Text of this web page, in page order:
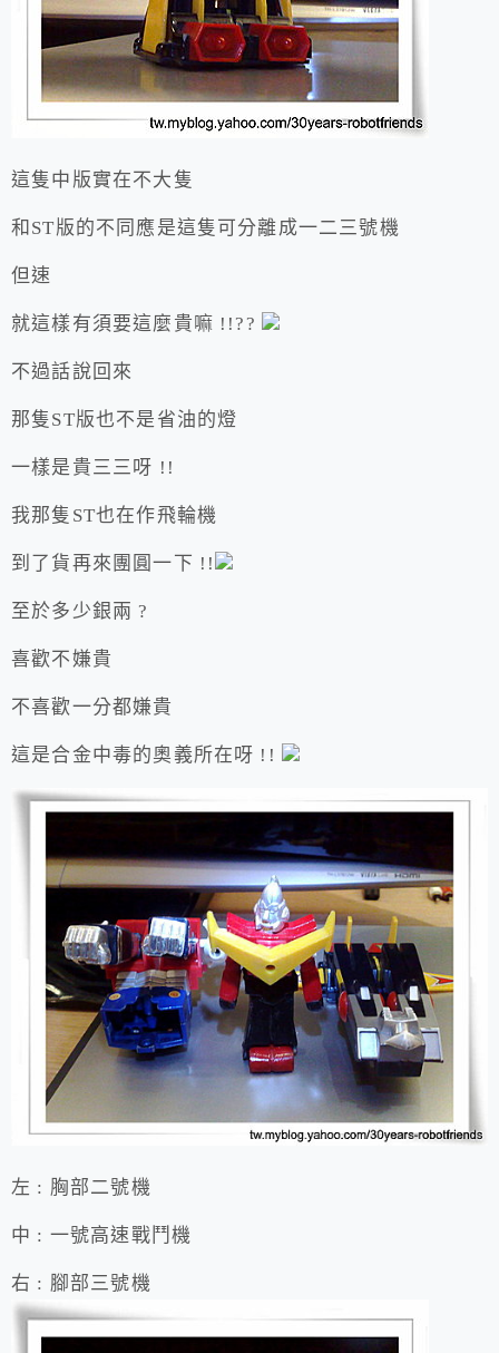
這隻中版實在不大隻
和ST版的不同應是這隻可分離成一二三號機
但速
就這樣有須要這麼貴嘛 !!??
不過話說回來
那隻ST版也不是省油的燈
一樣是貴三三呀 !!
我那隻ST也在作飛輪機
到了貨再來團圓一下 !!
至於多少銀兩 ?
喜歡不嫌貴
不喜歡一分都嫌貴
這是合金中毒的奧義所在呀 !!
左 : 胸部二號機
中 : 一號高速戰鬥機
右 : 腳部三號機